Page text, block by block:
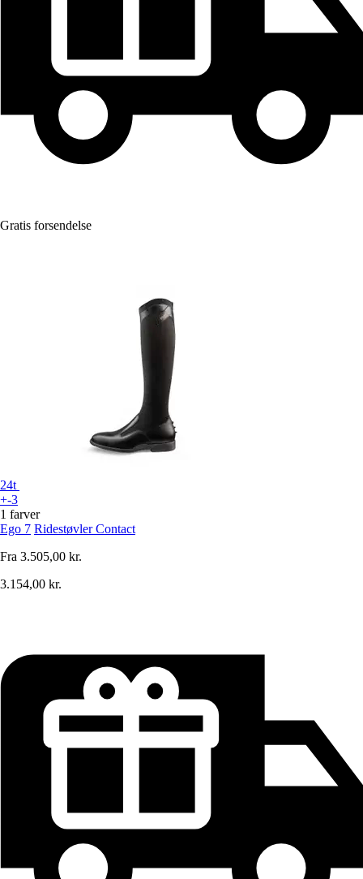
Gratis forsendelse
24t
+-3
1 farver
Ego 7 Ridestøvler Contact
Fra 3.505,00 kr.
3.154,00 kr.